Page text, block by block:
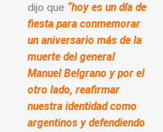
dijo que “hoy es un día de
fiesta para conmemorar
un aniversario más de la
muerte del general
Manuel Belgrano y por el
otro lado, reafirmar
nuestra identidad como
argentinos y defendiendo